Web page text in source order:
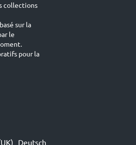
collections
sur la
le
pour la
Deutsch